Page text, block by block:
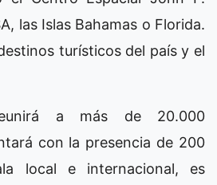
las Islas Bahamas o Florida.
turísticos del país y el
a más de 20.000
con la presencia de 200
local e internacional, es